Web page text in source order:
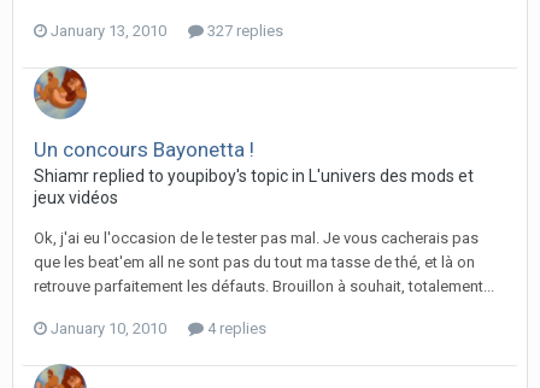
January 13, 2010 327 replies
Un concours Bayonetta !
Shiamr replied to youpiboy's topic in
L'univers des mods et
jeux vidéos
Ok, j'ai eu l'occasion de le tester pas mal. Je vous cacherais pas
que les beat'em all ne sont pas du tout ma tasse de thé, et là on
retrouve parfaitement les défauts. Brouillon à souhait, totalement...
January 10, 2010 4 replies